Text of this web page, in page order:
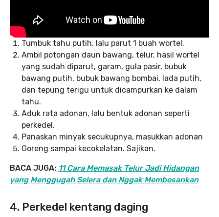
Tumbuk tahu putih, lalu parut 1 buah wortel.
Ambil potongan daun bawang, telur, hasil wortel
yang sudah diparut, garam, gula pasir, bubuk
bawang putih, bubuk bawang bombai, lada putih,
dan tepung terigu untuk dicampurkan ke dalam
tahu.
Aduk rata adonan, lalu bentuk adonan seperti
perkedel.
Panaskan minyak secukupnya, masukkan adonan
Goreng sampai kecokelatan. Sajikan.
BACA JUGA: 11 Cara Memasak Telur Jadi Hidangan
yang Menggugah Selera dan Nggak Membosankan
4. Perkedel kentang daging